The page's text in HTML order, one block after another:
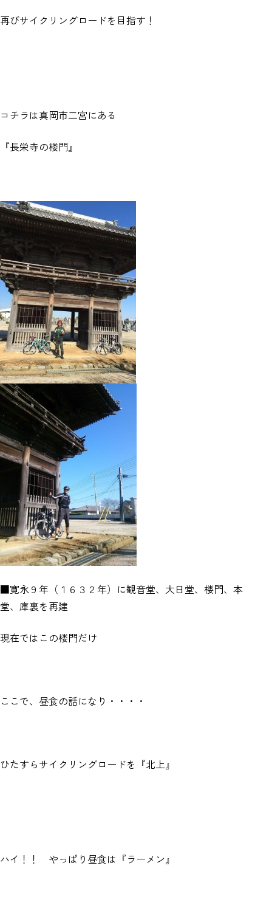
再びサイクリングロードを目指す！
コチラは真岡市二宮にある
『長栄寺の楼門』
■寛永９年（１６３２年）に観音堂、大日堂、楼門、本
堂、庫裏を再建
現在ではこの楼門だけ
ここで、昼食の話になり・・・・
ひたすらサイクリングロードを『北上』
ハイ！！ やっぱり昼食は『ラーメン』